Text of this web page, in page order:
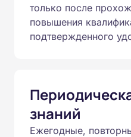
только после
повышения
подтвержденного
знаний
Ежегодные,